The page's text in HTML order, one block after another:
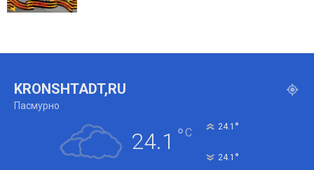
KRONSHTADT,RU
Пасмурно
24.1 °C 24.1 °
24.1 °